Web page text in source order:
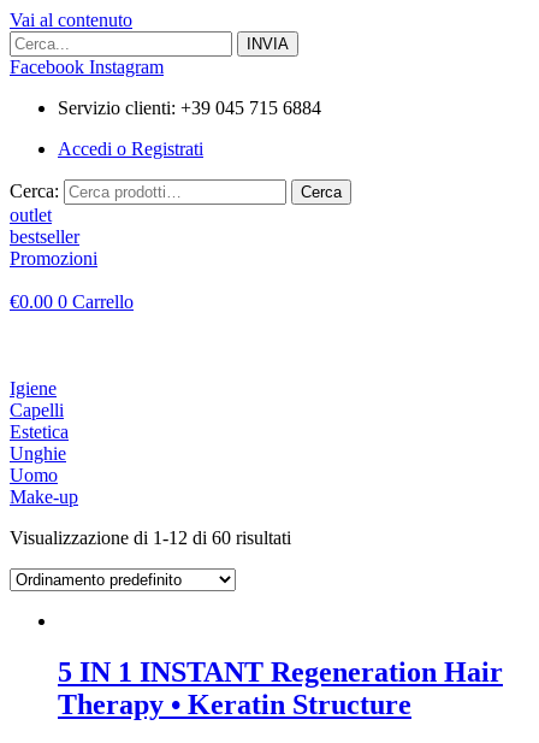
Vai al contenuto
Facebook Instagram
Servizio clienti: +39 045 715 6884
Accedi o Registrati
Cerca: Cerca
outlet
bestseller
Promozioni
€0.00 0 Carrello
Igiene
Capelli
Estetica
Unghie
Uomo
Make-up
Visualizzazione di 1-12 di 60 risultati
5 IN 1 INSTANT Regeneration Hair
Therapy • Keratin Structure